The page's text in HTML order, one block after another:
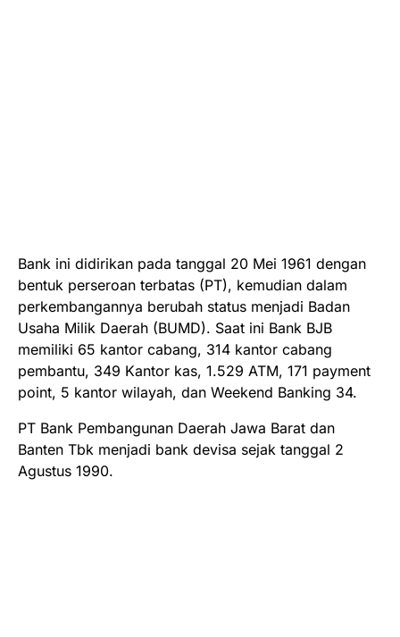
Bank ini didirikan pada tanggal 20 Mei 1961 dengan
bentuk perseroan terbatas (PT), kemudian dalam
perkembangannya berubah status menjadi Badan
Usaha Milik Daerah (BUMD). Saat ini Bank BJB
memiliki 65 kantor cabang, 314 kantor cabang
pembantu, 349 Kantor kas, 1.529 ATM, 171 payment
point, 5 kantor wilayah, dan Weekend Banking 34.
PT Bank Pembangunan Daerah Jawa Barat dan
Banten Tbk menjadi bank devisa sejak tanggal 2
Agustus 1990.